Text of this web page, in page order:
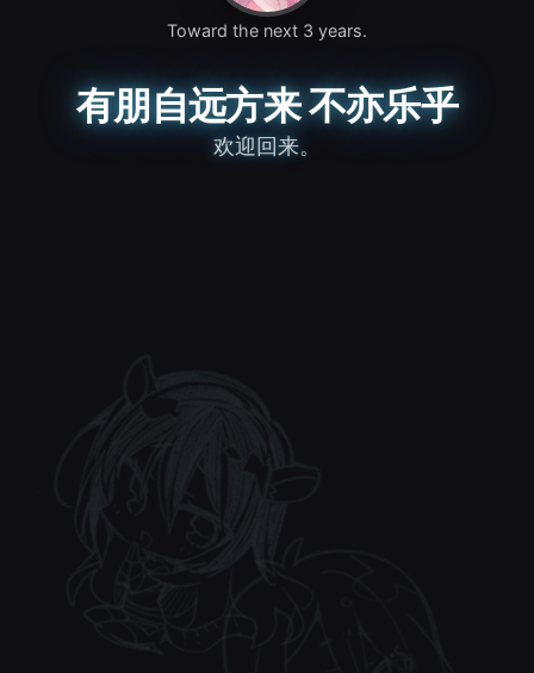
Toward the next 3 years.
有朋自远方来 不亦乐乎
欢迎回来。